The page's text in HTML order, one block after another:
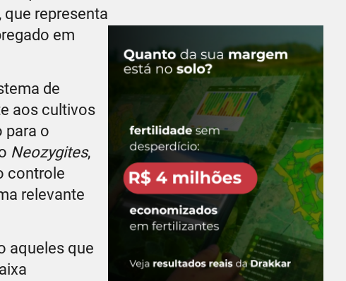
que representa
em
de
aos cultivos
para o
Neozygites,
controle
relevante
aqueles que